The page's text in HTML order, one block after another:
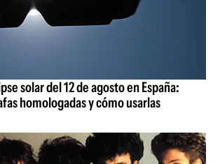
solar del 12 de agosto en España:
homologadas y cómo usarlas